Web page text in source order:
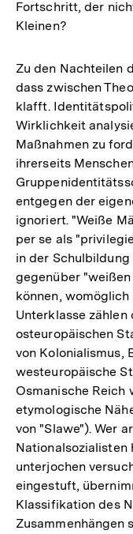
Fortschritt, der
Kleinen?
Zu den Nachteilen
dass zwischen
klafft.
Wirklichkeit
Maßnahmen zu
ihrerseits
entgegen der
ignoriert. "Weiße
per se als
in der
gegenüber
können,
Unterklasse
osteuropäischen
von Kolonialismus,
westeuropäische
Osmanische Reich
etymologische
von "Slawe"). Wer
Nationalsozialisten
unterjochen
eingestuft,
Klassifikation des
Zusammenhängen